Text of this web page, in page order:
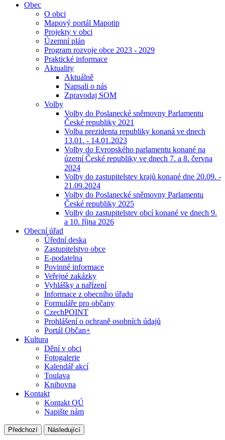
Obec
O obci
Mapový portál Mapotip
Projekty v obci
Územní plán
Program rozvoje obce 2023 - 2029
Praktické informace
Aktuality
Aktuálně
Napsali o nás
Zpravodaj SOM
Volby
Volby do Poslanecké sněmovny Parlamentu
České republiky 2021
Volba prezidenta republiky konaná ve dnech
13.01. - 14.01.2023
Volby do Evropského parlamentu konané na
území České republiky ve dnech 7. a 8. června
2024
Volby do zastupitelstev krajů konané dne 20.09. -
21.09.2024
Volby do Poslanecké sněmovny Parlamentu
České republiky 2025
Volby do zastupitelstev obcí konané ve dnech 9.
a 10. října 2026
Obecní úřad
Úřední deska
Zastupitelstvo obce
E-podatelna
Povinné informace
Veřejné zakázky
Vyhlášky a nařízení
Informace z obecního úřadu
Formuláře pro občany
CzechPOINT
Prohlášení o ochraně osobních údajů
Portál Občan+
Kultura
Dění v obci
Fotogalerie
Kalendář akcí
Toulava
Knihovna
Kontakt
Kontakt OÚ
Napište nám
Předchozí Následující